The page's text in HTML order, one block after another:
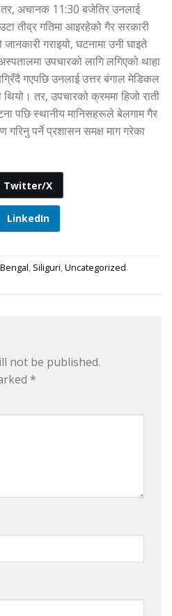
तर, अचानक 11:30 बजेतिर उनलाई
तीव्र गतिमा आइरहेको गैर सरकारी
गराइयो, घटनामा उनी घाइते
उपचारको लागि लगिएको थाहा
गएपछि उनलाई उत्तर बंगाल मेडिकल
तर, उपचारको क्रममा हिजो राती
पछि स्थानीय मानिसहरूले बेलगाम गैर
पर्ने प्रशासन समक्ष माग गरेका
Twitter/X
LinkedIn
, Siliguri,Uncategorized.
not be published.
*